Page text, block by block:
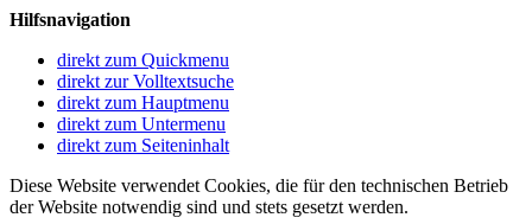
Hilfsnavigation
direkt zum Quickmenu
direkt zur Volltextsuche
direkt zum Hauptmenu
direkt zum Untermenu
direkt zum Seiteninhalt
Diese Website verwendet Cookies, die für den technischen Betrieb
der Website notwendig sind und stets gesetzt werden.